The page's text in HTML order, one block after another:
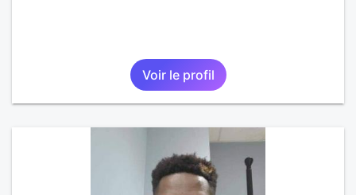
Voir le profil